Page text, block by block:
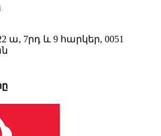
ա, 7րդ և 9 հարկեր, 0051